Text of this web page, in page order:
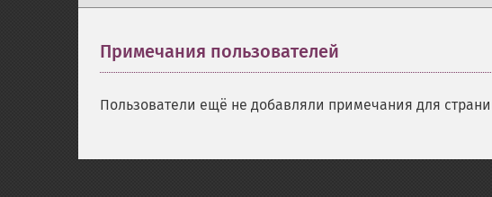
Примечания пользователей
Пользователи ещё не добавляли примечания для